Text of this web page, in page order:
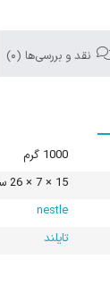
نقد و بررسی‌ها (0)
1000 گرم
15 × 7 × 26 سانتیمتر
nestle
تایلند